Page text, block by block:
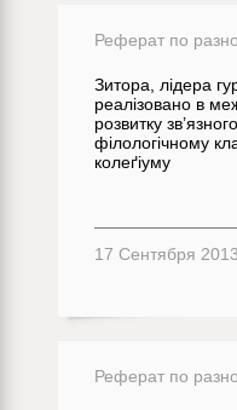
Реферат по
Зитора, лідера
реалізовано в
розвитку
філологічному
колеґіуму
17 Сентября 2013
Реферат по